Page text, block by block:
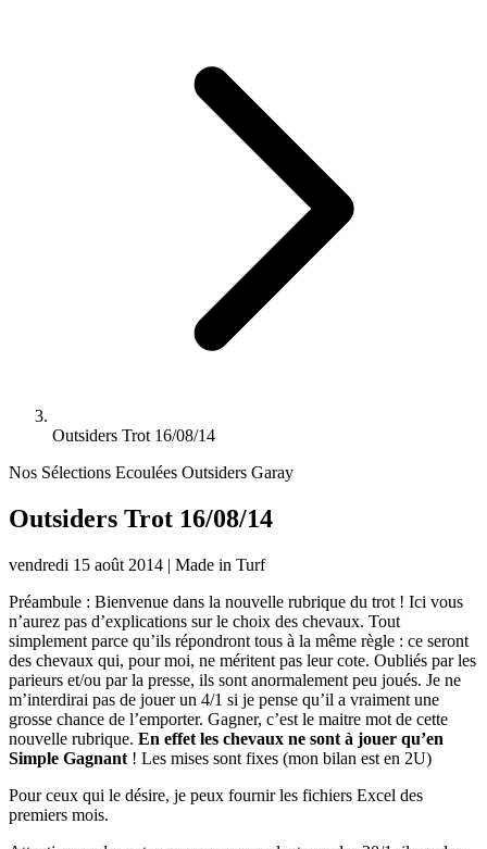
Outsiders Trot 16/08/14
Nos Sélections Ecoulées Outsiders Garay
Outsiders Trot 16/08/14
vendredi 15 août 2014 | Made in Turf
Préambule : Bienvenue dans la nouvelle rubrique du trot ! Ici vous
n’aurez pas d’explications sur le choix des chevaux. Tout
simplement parce qu’ils répondront tous à la même règle : ce seront
des chevaux qui, pour moi, ne méritent pas leur cote. Oubliés par les
parieurs et/ou par la presse, ils sont anormalement peu joués. Je ne
m’interdirai pas de jouer un 4/1 si je pense qu’il a vraiment une
grosse chance de l’emporter. Gagner, c’est le maitre mot de cette
nouvelle rubrique. En effet les chevaux ne sont à jouer qu’en
Simple Gagnant ! Les mises sont fixes (mon bilan est en 2U)
Pour ceux qui le désire, je peux fournir les fichiers Excel des
premiers mois.